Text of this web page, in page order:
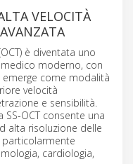
VELOCITÀ
è diventata uno
medico moderno, con
emerge come modalità
velocità
e sensibilità.
OCT consente una
alta risoluzione delle
cardiologia,